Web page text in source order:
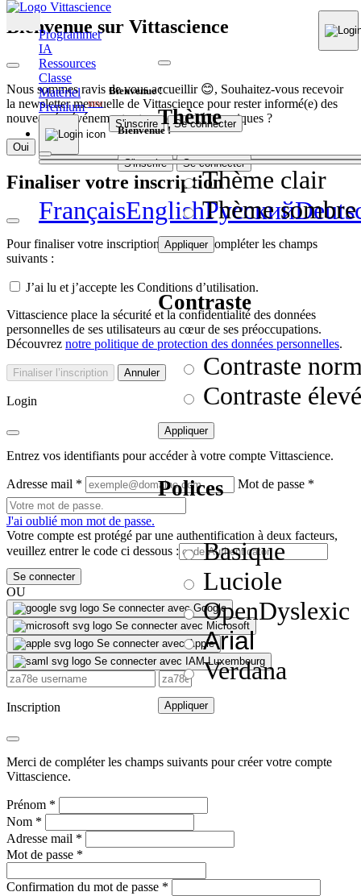
Bienvenue sur Vittascience
Nous sommes ravis de vous accueillir 😊, Souhaitez-vous recevoir
la newsletter mensuelle de Vittascience pour rester informé(e) des
nouveautés, événements et contenus pédagogiques ?
Oui
Finaliser votre inscription
Pour finaliser votre inscription, veuillez compléter les champs
suivants :
J’ai lu et j’accepte les Conditions d’utilisation.
Vittascience place la sécurité et la confidentialité des données
personnelles de ses utilisateurs au cœur de ses préoccupations.
Découvrez notre politique de protection des données personnelles.
Finaliser l’inscription Annuler
Login
Entrez vos identifiants pour accéder à votre compte Vittascience.
Adresse mail * Mot de passe *
J'ai oublié mon mot de passe.
Votre compte est protégé par une authentification à deux facteurs,
veuillez entrer le code ci dessous :
Se connecter
OU
Se connecter avec Google
Se connecter avec Microsoft
Se connecter avec Apple
Se connecter avec IAM Luxembourg
Inscription
Merci de compléter les champs suivants pour créer votre compte
Vittascience.
Prénom *
Nom *
Adresse mail *
Mot de passe *
Confirmation du mot de passe *
Bienvenue !
S'inscrire Se connecter
Programmer
IA
Ressources
Classe
Matériel
PremiumNEW
Bienvenue !
S'inscrire Se connecter
Thème
Thème clair
Thème sombre
Appliquer
Contraste
Contraste
Contraste élevé
Appliquer
Polices
Basique
Luciole
OpenDyslexic
Arial
Verdana
Appliquer
FrançaisEnglishPусский